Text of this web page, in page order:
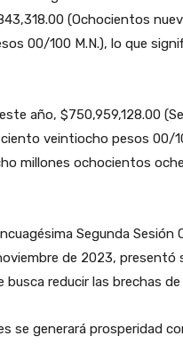
(Ochocientos
00/100 M.N.), lo que
año, $750,959,128.00
veintiocho pesos 00/
millones ochocientos
Segunda Sesión
de 2023, presentó
reducir las brechas de
se generará prosperidad